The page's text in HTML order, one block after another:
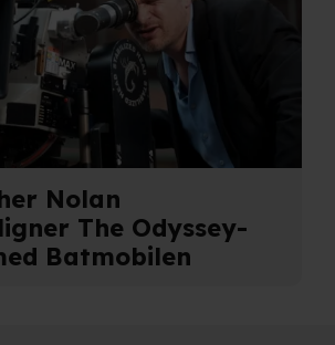
Nolan
The Odyssey-
Batmobilen